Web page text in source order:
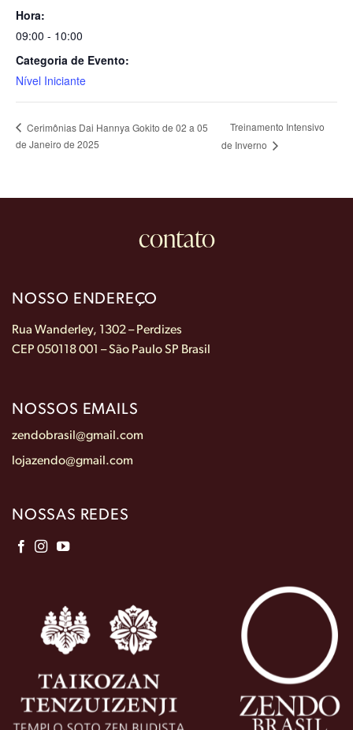
Hora:
09:00 - 10:00
Categoria de Evento:
Nível Iniciante
Cerimônias Dai Hannya Gokito de 02 a 05
de Janeiro de 2025
Treinamento Intensivo
de Inverno
contato
NOSSO ENDEREÇO
Rua Wanderley, 1302 – Perdizes
CEP 050118 001 – São Paulo SP Brasil
NOSSOS EMAILS
zendobrasil@gmail.com
lojazendo@gmail.com
NOSSAS REDES